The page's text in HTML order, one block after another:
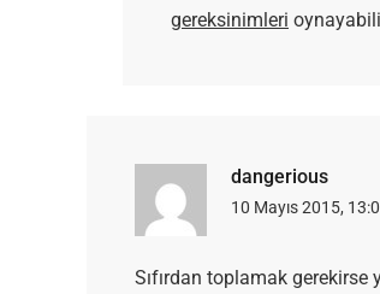
gereksinimleri
dangerious
10 Mayıs 2015,
Sıfırdan toplamak gerekirse